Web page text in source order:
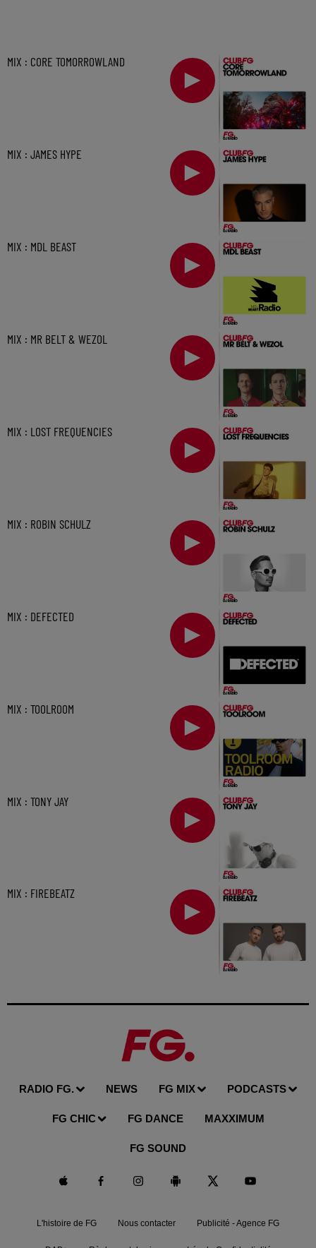
MIX : CORE TOMORROWLAND
MIX : JAMES HYPE
MIX : MDL BEAST
MIX : MR BELT & WEZOL
MIX : LOST FREQUENCIES
MIX : ROBIN SCHULZ
MIX : DEFECTED
MIX : TOOLROOM
MIX : TONY JAY
MIX : FIREBEATZ
RADIO FG. NEWS FG MIX PODCASTS
FG CHIC FG DANCE MAXXIMUM
FG SOUND
L'histoire de FG Nous contacter Publicité - Agence FG